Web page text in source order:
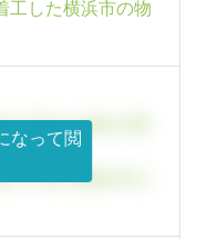
工した横浜市の物
工予定の神奈川県
工予定の横浜市の
なって閲